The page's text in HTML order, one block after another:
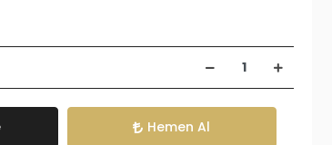
Hemen Al